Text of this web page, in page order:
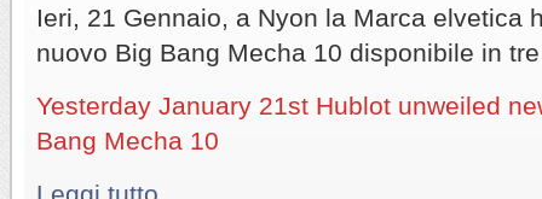
Ieri, 21 Gennaio, a Nyon la Marca elvetica
nuovo Big Bang Mecha 10 disponibile in
Yesterday January 21st Hublot unweiled
Bang Mecha 10
Leggi tutto